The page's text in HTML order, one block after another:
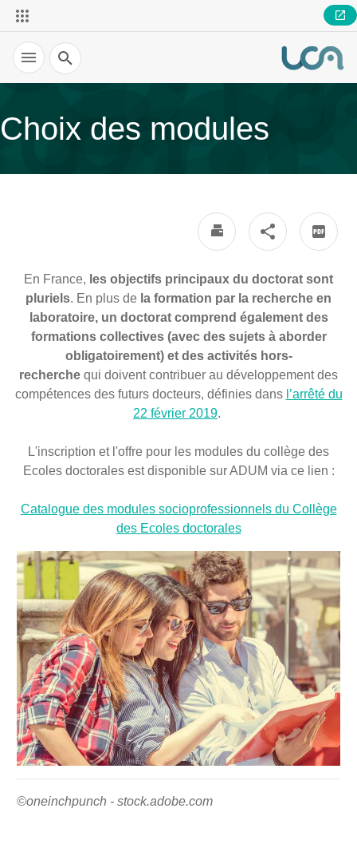
Recherche
Choix des modules
En France, les objectifs principaux du doctorat sont
pluriels. En plus de la formation par la recherche en
laboratoire, un doctorat comprend également des
formations collectives (avec des sujets à aborder
obligatoirement) et des activités hors-
recherche qui doivent contribuer au développement des
compétences des futurs docteurs, définies dans l’arrêté du
22 février 2019.
L'inscription et l'offre pour les modules du collège des
Ecoles doctorales est disponible sur ADUM via ce lien :
Catalogue des modules socioprofessionnels du Collège
des Ecoles doctorales
©oneinchpunch - stock.adobe.com